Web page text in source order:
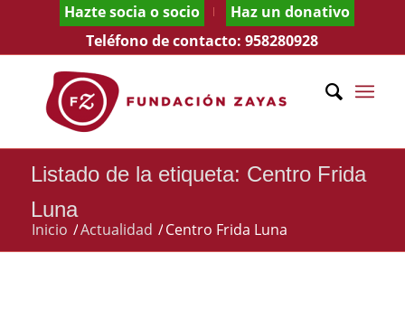
Hazte socia o socio
Haz un donativo
Teléfono de contacto:958280928
Listado de la etiqueta: Centro Frida
Luna
Inicio /Actualidad /Centro Frida Luna